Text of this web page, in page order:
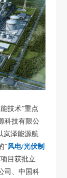
技术”重点
科技有限公
岚泽能源航
“风电/光伏制
项目获批立
司、中国科